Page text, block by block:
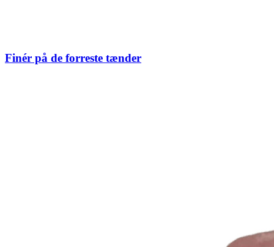
Finér på de forreste tænder